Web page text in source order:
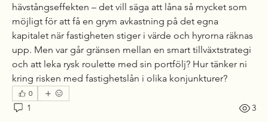
hävstångseffekten – det vill säga att låna så mycket som
möjligt för att få en grym avkastning på det egna
kapitalet när fastigheten stiger i värde och hyrorna räknas
upp. Men var går gränsen mellan en smart tillväxtstrategi
och att leka rysk roulette med sin portfölj? Hur tänker ni
kring risken med fastighetslån i olika konjunkturer?
0
1 3